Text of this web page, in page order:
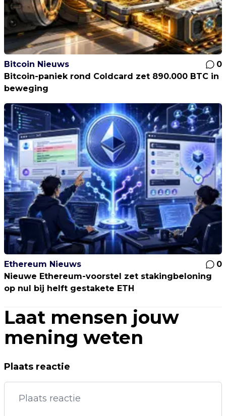
Bitcoin Nieuws
0
Bitcoin-paniek rond Coldcard zet 890.000 BTC in
beweging
Ethereum Nieuws
0
Nieuwe Ethereum-voorstel zet stakingbeloning
op nul bij helft gestakete ETH
Laat mensen jouw
mening weten
Plaats reactie